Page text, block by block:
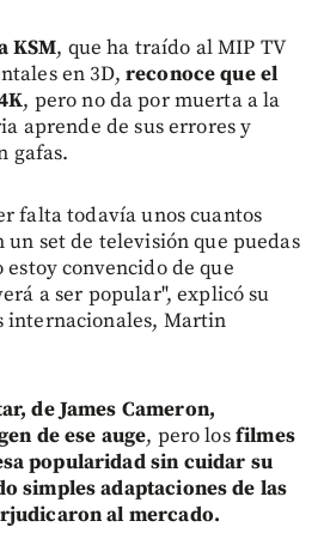
KSM, que ha traído al MIP TV
en 3D, reconoce que el
, pero no da por muerta a la
aprende de sus errores y
gafas.
falta todavía unos cuantos
un set de televisión que puedas
convencido de que
a ser popular", explicó su
internacionales, Martin
de James Cameron,
de ese auge, pero losfilmes
popularidad sin cuidar su
simples adaptaciones de las
al mercado.